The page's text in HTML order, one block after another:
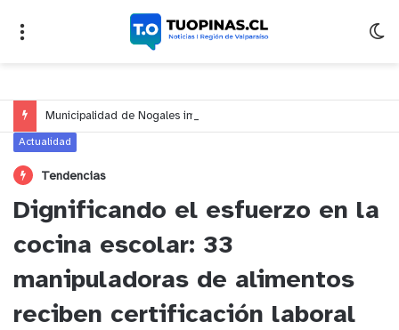
Actualidad
Tendencias
Dignificando el esfuerzo en la
cocina escolar: 33
manipuladoras de alimentos
reciben certificación laboral